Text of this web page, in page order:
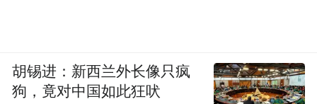
胡锡进：新西兰外长像只疯
狗，竟对中国如此狂吠